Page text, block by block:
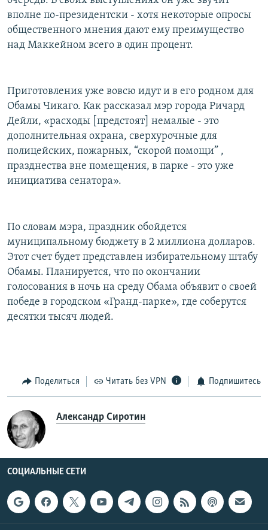
вполне по-президентски - хотя некоторые опросы
общественного мнения дают ему преимущество
над Маккейном всего в один процент.
Приготовления уже вовсю идут и в его родном для
Обамы Чикаго. Как рассказал мэр города Ричард
Дейли, «расходы [предстоят] немалые - это
дополнительная охрана, сверхурочные для
полицейских, пожарных, “скорой помощи” ,
празднества вне помещения, в парке - это уже
инициатива сенатора».
По словам мэра, праздник обойдется
муниципальному бюджету в 2 миллиона долларов.
Этот счет будет представлен избирательному штабу
Обамы. Планируется, что по окончании
голосования в ночь на среду Обама объявит о своей
победе в городском «Гранд-парке», где соберутся
десятки тысяч людей.
Поделиться Читать без VPN Подпишитесь
Александр Сиротин
СОЦИАЛЬНЫЕ СЕТИ